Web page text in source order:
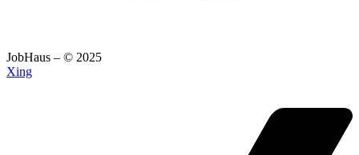
JobHaus – © 2025
Xing